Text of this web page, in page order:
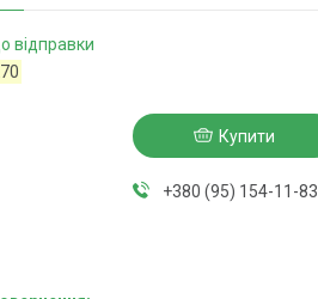
відправки
Купити
+380 (95) 154-11-83